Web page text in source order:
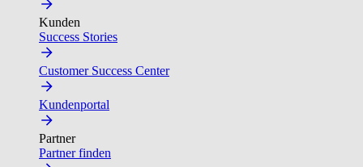
Kunden
Success Stories
Customer Success Center
Kundenportal
Partner
Partner finden